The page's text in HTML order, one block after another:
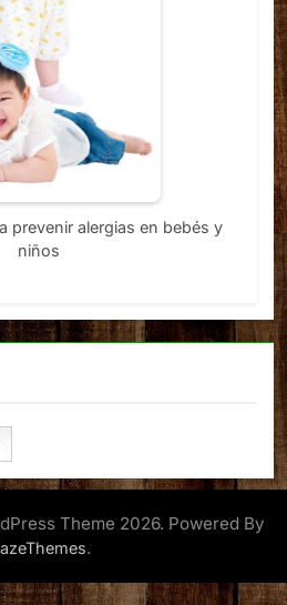
prevenir alergias en bebés y
niños
Theme 2026. Powered By
.